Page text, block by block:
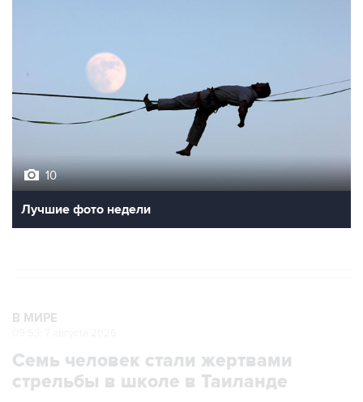
10
Лучшие фото недели
В МИРЕ
Семь человек стали жертвами
стрельбы в школе в Таиланде